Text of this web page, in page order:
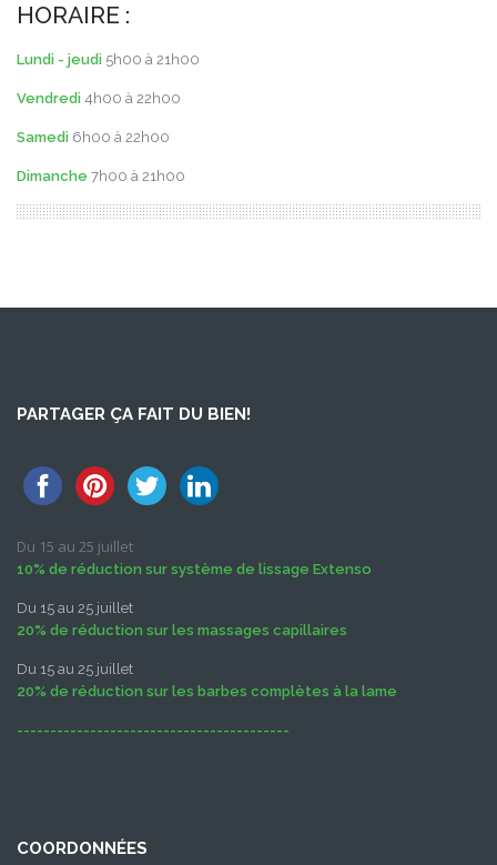
HORAIRE :
Lundi - jeudi 5h00 à 21h00
Vendredi 4h00 à 22h00
Samedi 6h00 à 22h00
Dimanche 7h00 à 21h00
PARTAGER ÇA FAIT DU BIEN!
Du 15 au 25 juillet
10% de réduction sur système de lissage Extenso
Du 15 au 25 juillet
20% de réduction sur les massages capillaires
Du 15 au 25 juillet
20% de réduction sur les barbes complètes à la lame
-----------------------------------------
COORDONNÉES